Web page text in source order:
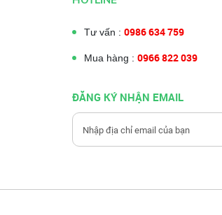
Tư vấn : 0986 634 759
Mua hàng : 0966 822 039
ĐĂNG KÝ NHẬN EMAIL